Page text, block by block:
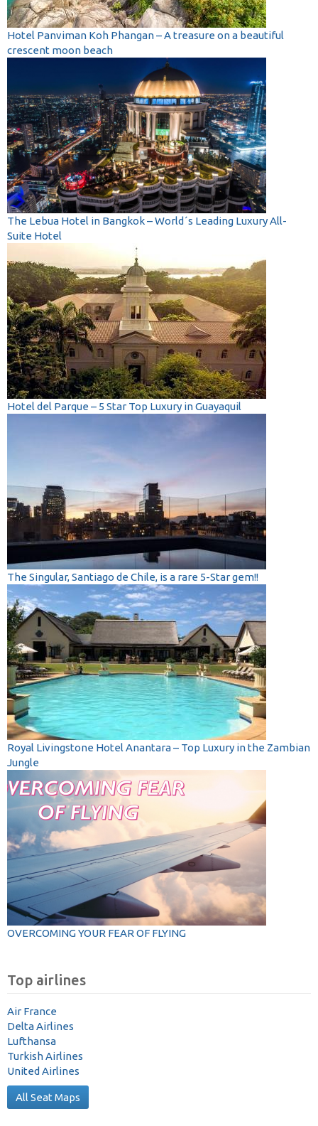
Hotel Panviman Koh Phangan – A treasure on a beautiful
crescent moon beach
The Lebua Hotel in Bangkok – World´s Leading Luxury All-
Suite Hotel
Hotel del Parque – 5 Star Top Luxury in Guayaquil
The Singular, Santiago de Chile, is a rare 5-Star gem!!
Royal Livingstone Hotel Anantara – Top Luxury in the Zambian
Jungle
OVERCOMING YOUR FEAR OF FLYING
Top airlines
Air France
Delta Airlines
Lufthansa
Turkish Airlines
United Airlines
All Seat Maps